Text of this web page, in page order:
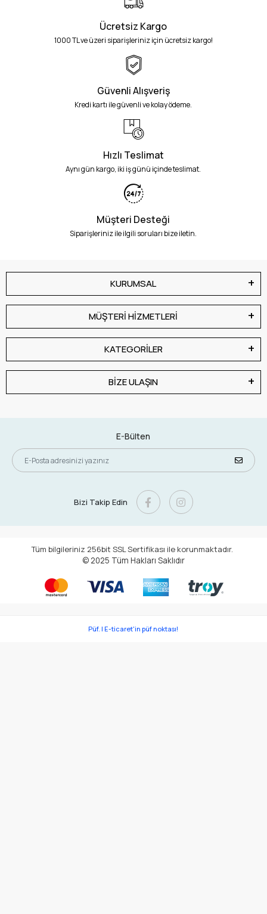
Ücretsiz Kargo
1000 TL ve üzeri siparişleriniz için ücretsiz kargo!
Güvenli Alışveriş
Kredi kartı ile güvenli ve kolay ödeme.
Hızlı Teslimat
Aynı gün kargo, iki iş günü içinde teslimat.
Müşteri Desteği
Siparişleriniz ile ilgili soruları bize iletin.
KURUMSAL
MÜŞTERİ HİZMETLERİ
KATEGORİLER
BİZE ULAŞIN
E-Bülten
Bizi Takip Edin
Tüm bilgileriniz 256bit SSL Sertifikası ile korunmaktadır.
© 2025 Tüm Hakları Saklıdır
Püf. | E-ticaret'in püf noktası!